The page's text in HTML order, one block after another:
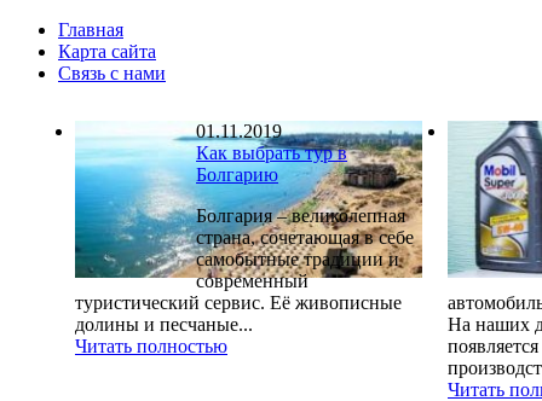
Главная
Карта сайта
Связь с нами
01.11.2019
Как выбрать тур в
Болгарию
Болгария – великолепная
страна, сочетающая в себе
самобытные традиции и
современный
туристический сервис. Её живописные
долины и песчаные...
Читать полностью
На наших
Читать